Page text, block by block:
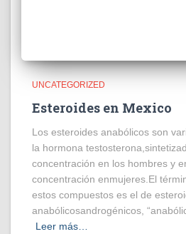
UNCATEGORIZED
Esteroides en Mexico
Los esteroides anabólicos son
la hormona
concentración en los hombres y
concentración enmujeres.El
estos compuestos es el de
anabólicosandrogénicos,
Leer más…